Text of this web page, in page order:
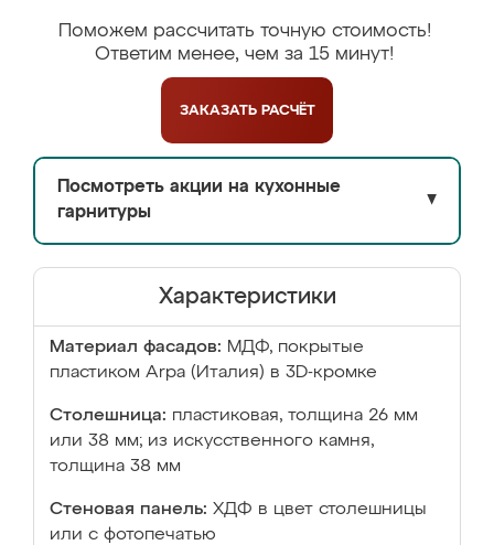
Поможем рассчитать точную стоимость!
Ответим менее, чем за 15 минут!
ЗАКАЗАТЬ РАСЧЁТ
Посмотреть акции на кухонные
гарнитуры
▼
Характеристики
Материал фасадов: МДФ, покрытые
пластиком Arpa (Италия) в 3D-кромке
Столешница: пластиковая, толщина 26 мм
или 38 мм; из искусственного камня,
толщина 38 мм
Стеновая панель: ХДФ в цвет столешницы
или с фотопечатью